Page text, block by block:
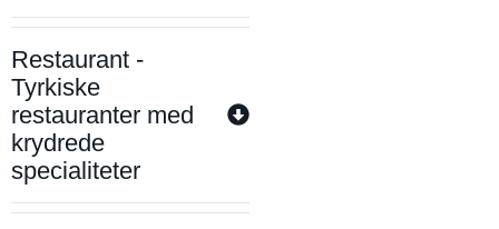
Restaurant -
Tyrkiske
restauranter med
krydrede
specialiteter